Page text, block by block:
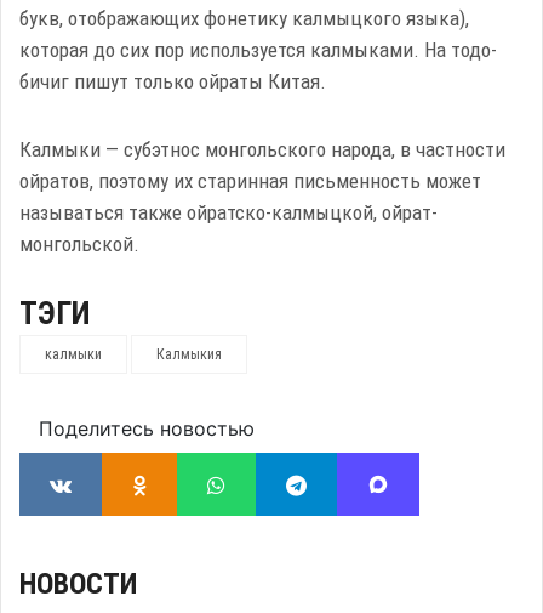
букв, отображающих фонетику калмыцкого языка),
которая до сих пор используется калмыками. На тодо-
бичиг пишут только ойраты Китая.
Калмыки — субэтнос монгольского народа, в частности
ойратов, поэтому их старинная письменность может
называться также ойратско-калмыцкой, ойрат-
монгольской.
ТЭГИ
калмыки Калмыкия
Поделитесь новостью
НОВОСТИ